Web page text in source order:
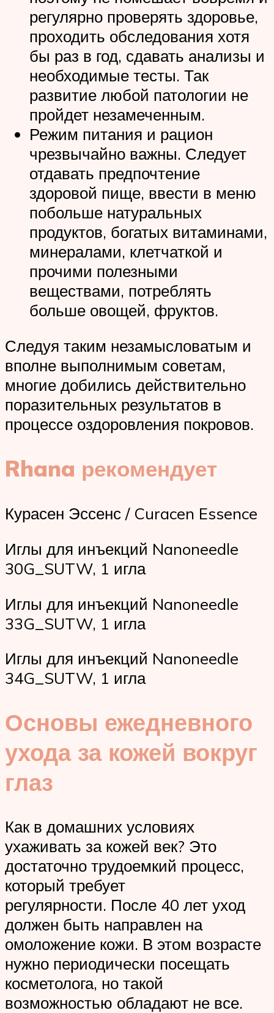
регулярно проверять здоровье,
проходить обследования хотя
бы раз в год, сдавать анализы и
необходимые тесты. Так
развитие любой патологии не
пройдет незамеченным.
Режим питания и рацион
чрезвычайно важны. Следует
отдавать предпочтение
здоровой пище, ввести в меню
побольше натуральных
продуктов, богатых витаминами,
минералами, клетчаткой и
прочими полезными
веществами, потреблять
больше овощей, фруктов.
Следуя таким незамысловатым и
вполне выполнимым советам,
многие добились действительно
поразительных результатов в
процессе оздоровления покровов.
Rhana рекомендует
Курасен Эссенс / Curacen Essence
Иглы для инъекций Nanoneedle
30G_SUTW, 1 игла
Иглы для инъекций Nanoneedle
33G_SUTW, 1 игла
Иглы для инъекций Nanoneedle
34G_SUTW, 1 игла
Основы ежедневного
ухода за кожей вокруг
глаз
Как в домашних условиях
ухаживать за кожей век? Это
достаточно трудоемкий процесс,
который требует
регулярности. После 40 лет уход
должен быть направлен на
омоложение кожи. В этом возрасте
нужно периодически посещать
косметолога, но такой
возможностью обладают не все.